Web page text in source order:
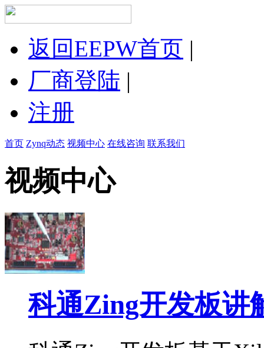
返回EEPW首页 |
厂商登陆 |
注册
首页 Zynq动态 视频中心 在线咨询 联系我们
视频中心
科通Zing开发板讲